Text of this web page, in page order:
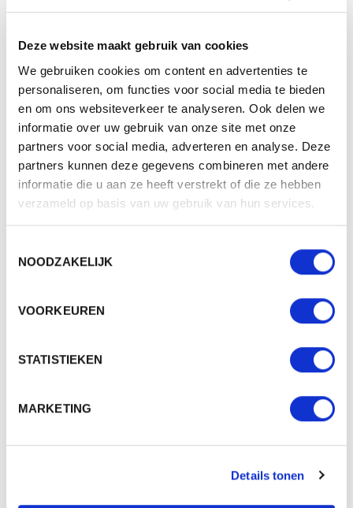
Deze website maakt gebruik van cookies
We gebruiken cookies om content en advertenties te
personaliseren, om functies voor social media te bieden
en om ons websiteverkeer te analyseren. Ook delen we
informatie over uw gebruik van onze site met onze
partners voor social media, adverteren en analyse. Deze
partners kunnen deze gegevens combineren met andere
informatie die u aan ze heeft verstrekt of die ze hebben
verzameld op basis van uw gebruik van hun services.
NOODZAKELIJK
VOORKEUREN
STATISTIEKEN
MARKETING
Details tonen
Categorie
Duurzame collectie
Artikelcode
T1-ORG30
Formaat
30x50cm
Grammage (gr/m²)
550
Gewicht
83 gr
Materiaal
100% organic cotton
Artikelen in omdoos